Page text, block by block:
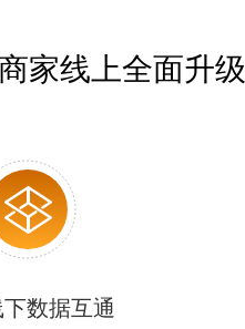
家线上全面升级
数据互通